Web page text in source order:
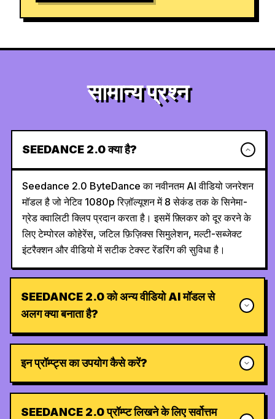
सामान्य प्रश्न
SEEDANCE 2.0 क्या है?
Seedance 2.0 ByteDance का नवीनतम AI वीडियो जनरेशन
मॉडल है जो नेटिव 1080p रिज़ॉल्यूशन में 8 सेकंड तक के सिनेमा-
ग्रेड क्वालिटी क्लिप प्रदान करता है। इसमें फ़्लिकर को दूर करने के
लिए टेम्पोरल कोहेरेंस, जटिल फ़िज़िक्स सिमुलेशन, मल्टी-सब्जेक्ट
इंटरैक्शन और वीडियो में सटीक टेक्स्ट रेंडरिंग की सुविधा है।
SEEDANCE 2.0 को अन्य वीडियो AI मॉडल से
अलग क्या बनाता है?
इन प्रॉम्प्ट्स का उपयोग कैसे करें?
SEEDANCE 2.0 प्रॉम्प्ट लिखने के लिए सर्वोत्तम